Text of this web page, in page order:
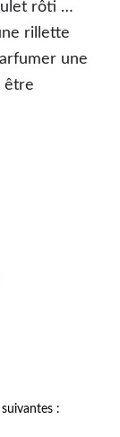
rôti …
rillette
une
être
: